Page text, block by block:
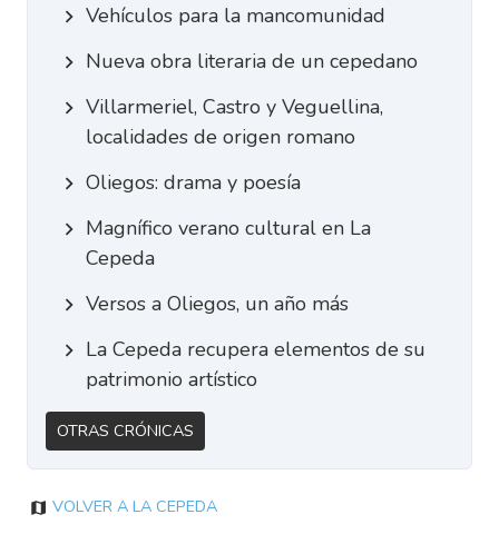
Vehículos para la mancomunidad
Nueva obra literaria de un cepedano
Villarmeriel, Castro y Veguellina,
localidades de origen romano
Oliegos: drama y poesía
Magnífico verano cultural en La
Cepeda
Versos a Oliegos, un año más
La Cepeda recupera elementos de su
patrimonio artístico
Otras Crónicas
Volver a La Cepeda